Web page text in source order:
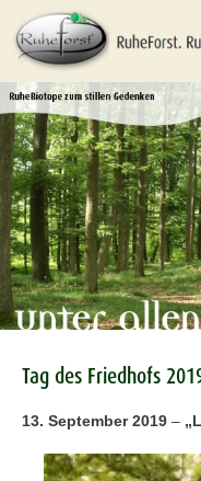
Tag des Friedhofs
13. September 2019 –